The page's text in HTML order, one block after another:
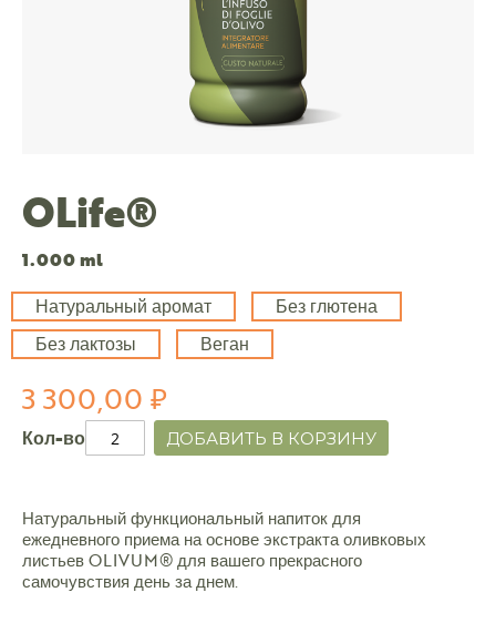
OLife®
1.000 ml
Натуральный аромат
Без глютена
Без лактозы
Веган
3 300,00 ₽
Кол-во ДОБАВИТЬ В КОРЗИНУ
Натуральный функциональный напиток для
ежедневного приема на основе экстракта оливковых
листьев OLIVUM® для вашего прекрасного
самочувствия день за днем.